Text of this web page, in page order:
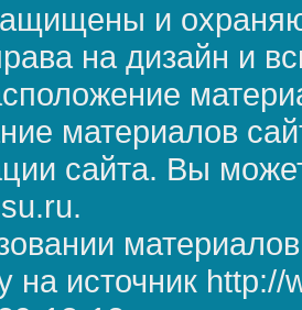
и
на дизайн и
материалов
сайта. Вы
на источник